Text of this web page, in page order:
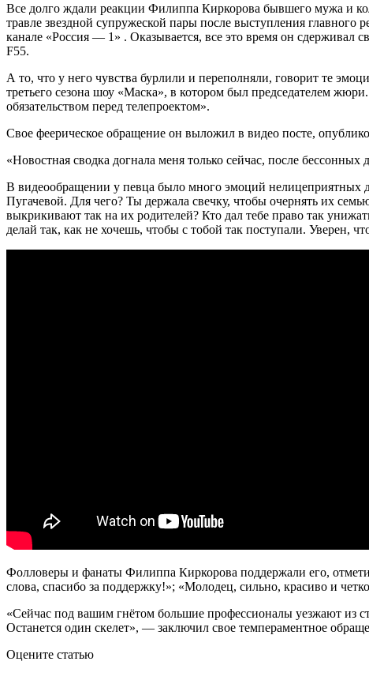
Все долго ждали реакции Филиппа Киркорова бывшего мужа и
травле звездной супружеской пары после выступления
канале «Россия — 1» . Оказывается, все это время он
F55.
А то, что у него чувства бурлили и переполняли, говорит те
третьего сезона шоу «Маска», в котором был председателем
обязательством перед телепроектом».
Свое феерическое обращение он выложил в видео посте,
«Новостная сводка догнала меня только сейчас, после
В видеообращении у певца было много эмоций нелицеприятных
Пугачевой. Для чего? Ты держала свечку, чтобы очернять их
выкрикивают так на их родителей? Кто дал тебе право так
делай так, как не хочешь, чтобы с тобой так поступали. Уверен,
Фолловеры и фанаты Филиппа Киркорова поддержали его,
слова, спасибо за поддержку!»; «Молодец, сильно, красиво и
«Сейчас под вашим гнётом большие профессионалы уезжают из
Останется один скелет», — заключил свое темпераментное
Оцените статью